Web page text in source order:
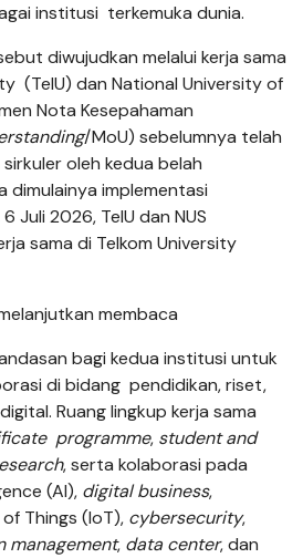
institusi terkemuka dunia.
diwujudkan melalui kerja sama
(TelU) dan National University of
Nota Kesepahaman
/MoU) sebelumnya telah
oleh kedua belah
dimulainya implementasi
Juli 2026, TelU dan NUS
sama di Telkom University
membaca
bagi kedua institusi untuk
di bidang pendidikan, riset,
Ruang lingkup kerja sama
programme, student and
, serta kolaborasi pada
(AI), digital business,
Things (IoT), cybersecurity,
management, data center, dan